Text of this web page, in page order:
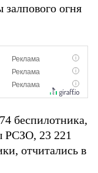
огня
беспилотника,
РСЗО, 23 221
отчитались в